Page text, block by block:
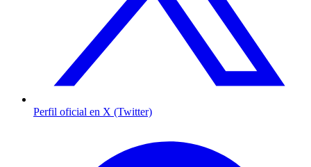
Perfil oficial en X (Twitter)